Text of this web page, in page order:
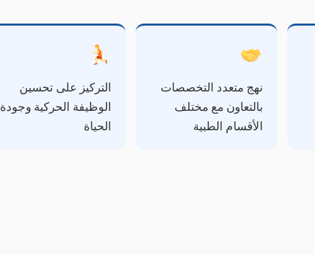
نهج متعدد التخصصات
بالتعاون مع مختلف
الأقسام الطبية
التركيز على تحسين
الوظيفة الحركية وجودة
الحياة